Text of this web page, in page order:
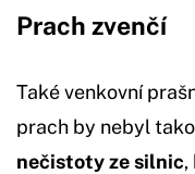
Prach zvenčí
Také venkovní
prach by nebyl
nečistoty ze silnic,